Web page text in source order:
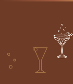
Перейти